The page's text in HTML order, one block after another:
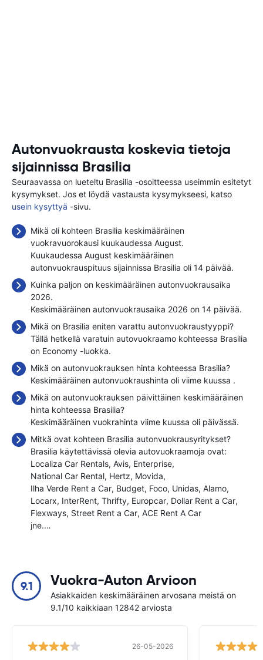
Autonvuokrausta koskevia tietoja
sijainnissa Brasilia
Seuraavassa on lueteltu Brasilia -osoitteessa useimmin esitetyt
kysymykset. Jos et löydä vastausta kysymykseesi, katso
usein kysyttyä -sivu.
Mikä oli kohteen Brasilia keskimääräinen
vuokravuorokausi kuukaudessa August.
Kuukaudessa August keskimääräinen
autonvuokrauspituus sijainnissa Brasilia oli 14 päivää.
Kuinka paljon on keskimääräinen autonvuokrausaika
2026.
Keskimääräinen autonvuokrausaika 2026 on 14 päivää.
Mikä on Brasilia eniten varattu autonvuokraustyyppi?
Tällä hetkellä varatuin autovuokraamo kohteessa Brasilia
on Economy -luokka.
Mikä on autonvuokrauksen hinta kohteessa Brasilia?
Keskimääräinen autonvuokraushinta oli viime kuussa .
Mikä on autonvuokrauksen päivittäinen keskimääräinen
hinta kohteessa Brasilia?
Keskimääräinen vuokrahinta viime kuussa oli päivässä.
Mitkä ovat kohteen Brasilia autonvuokrausyritykset?
Brasilia käytettävissä olevia autovuokraamoja ovat:
Localiza Car Rentals Avis Enterprise
National Car Rental Hertz Movida
Ilha Verde Rent a Car Budget Foco Unidas Alamo
Locarx InterRent Thrifty Europcar Dollar Rent a Car
Flexways Street Rent a Car ACE Rent A Car
jne.…
9.1 Vuokra-Auton Arvioon
Asiakkaiden keskimääräinen arvosana meistä on
9.1/10 kaikkiaan 12842 arviosta
26-05-2026